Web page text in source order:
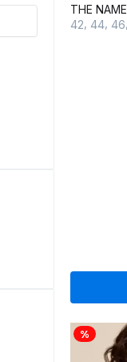
THE NAME
42 44 46
%